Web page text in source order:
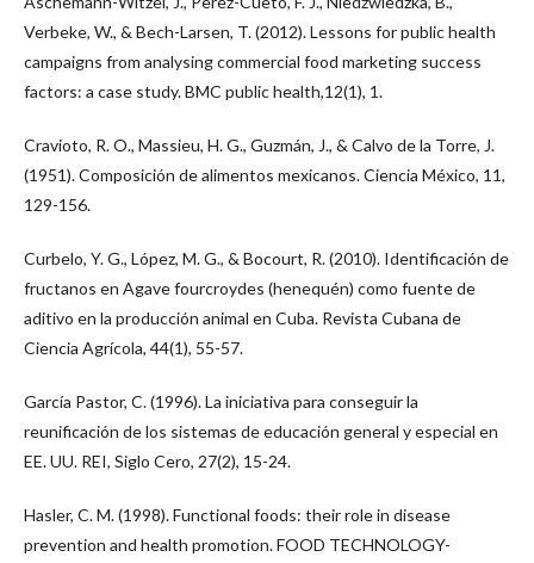
Verbeke, W., & Bech-Larsen, T. (2012). Lessons for public health
campaigns from analysing commercial food marketing success
factors: a case study. BMC public health,12(1), 1.
Cravioto, R. O., Massieu, H. G., Guzmán, J., & Calvo de la Torre, J.
(1951). Composición de alimentos mexicanos. Ciencia México, 11,
129-156.
Curbelo, Y. G., López, M. G., & Bocourt, R. (2010). Identificación de
fructanos en Agave fourcroydes (henequén) como fuente de
aditivo en la producción animal en Cuba. Revista Cubana de
Ciencia Agrícola, 44(1), 55-57.
García Pastor, C. (1996). La iniciativa para conseguir la
reunificación de los sistemas de educación general y especial en
EE. UU. REI, Siglo Cero, 27(2), 15-24.
Hasler, C. M. (1998). Functional foods: their role in disease
prevention and health promotion. FOOD TECHNOLOGY-